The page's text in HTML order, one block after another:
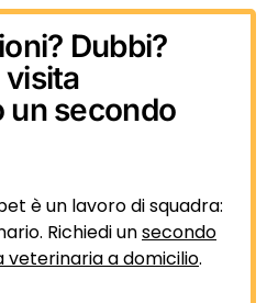
Dubbi?
visita
un secondo
è un lavoro di squadra:
Richiedi unsecondo
veterinaria a domicilio.